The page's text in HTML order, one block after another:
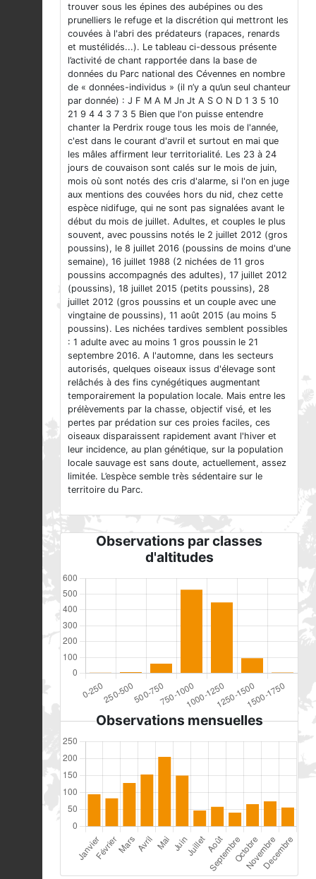
trouver sous les épines des aubépines ou des
prunelliers le refuge et la discrétion qui mettront les
couvées à l'abri des prédateurs (rapaces, renards
et mustélidés...). Le tableau ci-dessous présente
l’activité de chant rapportée dans la base de
données du Parc national des Cévennes en nombre
de « données-individus » (il n’y a qu’un seul chanteur
par donnée) : J F M A M Jn Jt A S O N D 1 3 5 10
21 9 4 4 3 7 3 5 Bien que l'on puisse entendre
chanter la Perdrix rouge tous les mois de l'année,
c'est dans le courant d'avril et surtout en mai que
les mâles affirment leur territorialité. Les 23 à 24
jours de couvaison sont calés sur le mois de juin,
mois où sont notés des cris d'alarme, si l'on en juge
aux mentions des couvées hors du nid, chez cette
espèce nidifuge, qui ne sont pas signalées avant le
début du mois de juillet. Adultes, et couples le plus
souvent, avec poussins notés le 2 juillet 2012 (gros
poussins), le 8 juillet 2016 (poussins de moins d'une
semaine), 16 juillet 1988 (2 nichées de 11 gros
poussins accompagnés des adultes), 17 juillet 2012
(poussins), 18 juillet 2015 (petits poussins), 28
juillet 2012 (gros poussins et un couple avec une
vingtaine de poussins), 11 août 2015 (au moins 5
poussins). Les nichées tardives semblent possibles
: 1 adulte avec au moins 1 gros poussin le 21
septembre 2016. A l'automne, dans les secteurs
autorisés, quelques oiseaux issus d'élevage sont
relâchés à des fins cynégétiques augmentant
temporairement la population locale. Mais entre les
prélèvements par la chasse, objectif visé, et les
pertes par prédation sur ces proies faciles, ces
oiseaux disparaissent rapidement avant l'hiver et
leur incidence, au plan génétique, sur la population
locale sauvage est sans doute, actuellement, assez
limitée. L’espèce semble très sédentaire sur le
territoire du Parc.
Observations par classes
d'altitudes
Observations mensuelles